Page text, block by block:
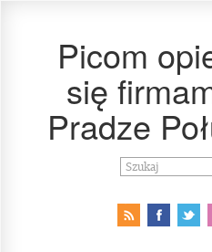
Picom
się
Pradze